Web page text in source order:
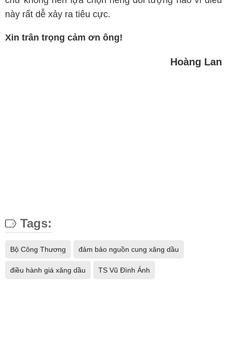
này rất dễ xảy ra tiêu cực.
Xin trân trọng cảm ơn ông!
Hoàng Lan
Tags:
Bộ Công Thương đảm bảo nguồn cung xăng dầu
điều hành giá xăng dầu TS Vũ Đình Ánh